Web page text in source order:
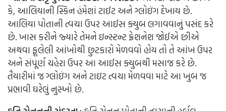
કે, આલિયાની સ્કિન હંમેશાં ટાઈટ અને ગ્લોઇંગ દેખાય છે.
આલિયા પોતાની ત્વચા ઉપર આઈસ ક્યુબ લગાવવાનું પસંદ કરે
છે. ખાસ કરીને જ્યારે તેમને ઇન્સ્ટન્ટ ફ્રેશનેશ જોઈએ છીએ
અથવા ફૂલેલી આંખોથી છુટકારો મેળવવો હોય તો તે આંખ ઉપર
અને સંપૂર્ણ ચહેરા ઉપર આ આઈસ ક્યુબથી મસાજ કરે છે.
તૈયારીમાં જ ગ્લોઇંગ અને ટાઇટ ત્વચા મેળવવા માટે આ ખુબ જ
પ્રભાવી ઘરેલું નુસ્ખો છે.